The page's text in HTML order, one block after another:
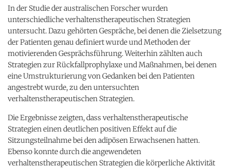
In der Studie der australischen Forscher wurden
unterschiedliche verhaltenstherapeutischen Strategien
untersucht. Dazu gehörten Gespräche, bei denen die Zielsetzung
der Patienten genau definiert wurde und Methoden der
motivierenden Gesprächsführung. Weiterhin zählten auch
Strategien zur Rückfallprophylaxe und Maßnahmen, bei denen
eine Umstrukturierung von Gedanken bei den Patienten
angestrebt wurde, zu den untersuchten
verhaltenstherapeutischen Strategien.
Die Ergebnisse zeigten, dass verhaltenstherapeutische
Strategien einen deutlichen positiven Effekt auf die
Sitzungsteilnahme bei den adipösen Erwachsenen hatten.
Ebenso konnte durch die angewendeten
verhaltenstherapeutischen Strategien die körperliche Aktivität